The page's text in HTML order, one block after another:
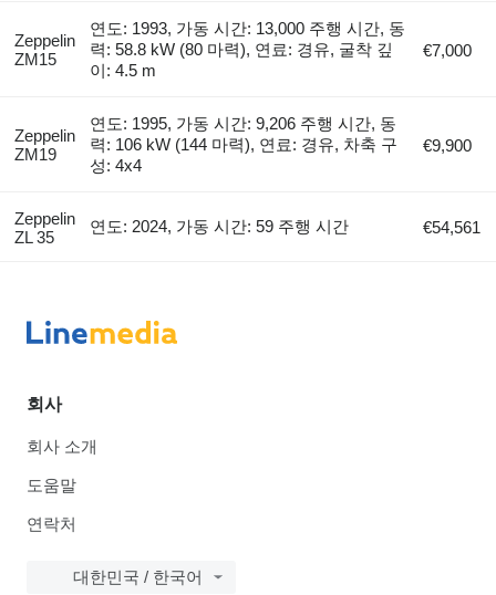
Zeppelin
ZM15
연도: 1993, 가동 시간: 13,000 주행 시간, 동
력: 58.8 kW (80 마력), 연료: 경유, 굴착 깊
이: 4.5 m
€7,000
Zeppelin
ZM19
연도: 1995, 가동 시간: 9,206 주행 시간, 동
력: 106 kW (144 마력), 연료: 경유, 차축 구
성: 4x4
€9,900
Zeppelin
ZL 35
연도: 2024, 가동 시간: 59 주행 시간 €54,561
회사
회사 소개
도움말
연락처
대한민국 / 한국어